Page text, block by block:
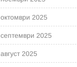
октомври 2025
септември 2025
август 2025